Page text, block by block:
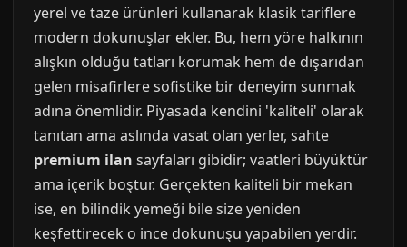
yerel ve taze ürünleri kullanarak klasik tariflere
modern dokunuşlar ekler. Bu, hem yöre halkının
alışkın olduğu tatları korumak hem de dışarıdan
gelen misafirlere sofistike bir deneyim sunmak
adına önemlidir. Piyasada kendini 'kaliteli' olarak
tanıtan ama aslında vasat olan yerler, sahte
premium ilan sayfaları gibidir; vaatleri büyüktür
ama içerik boştur. Gerçekten kaliteli bir mekan
ise, en bilindik yemeği bile size yeniden
keşfettirecek o ince dokunuşu yapabilen yerdir.